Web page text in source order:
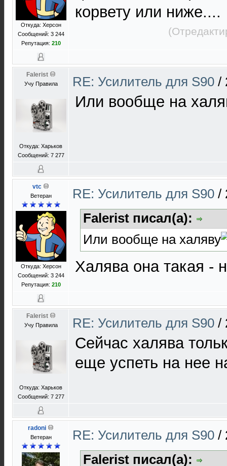
Откуда: Херсон
Сообщений: 3 244
Репутация: 210
корвету или ниже....
Falerist
Учу Правила
Откуда: Харьков
Сообщений: 7 277
RE: Усилитель для S90 /
Или вообще на
vtc
Ветеран
Откуда: Херсон
Сообщений: 3 244
Репутация: 210
RE: Усилитель для S90 /
Falerist писал(а):
Или вообще на халяву
Халява она такая -
Falerist
Учу Правила
Откуда: Харьков
Сообщений: 7 277
RE: Усилитель для S90 /
Сейчас халява
еще успеть на нее
radoni
Ветеран RE: Усилитель для S90 /
Falerist писал(а):